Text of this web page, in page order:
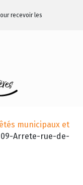
recevoir les
municipaux et
09-Arrete-rue-de-